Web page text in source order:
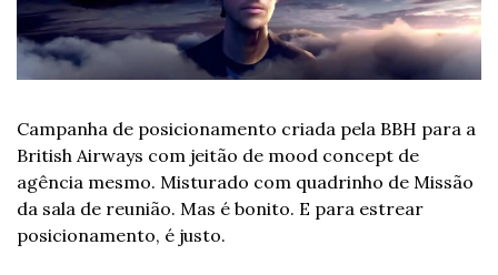
Campanha de posicionamento criada pela BBH para a
British Airways com jeitão de mood concept de
agência mesmo. Misturado com quadrinho de Missão
da sala de reunião. Mas é bonito. E para estrear
posicionamento, é justo.